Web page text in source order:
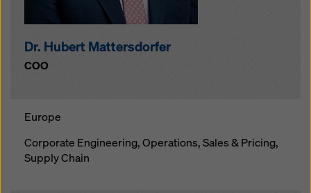
Dr. Hubert Mattersdorfer
COO
Europe
Corporate Engineering, Operations, Sales & Pricing,
Supply Chain